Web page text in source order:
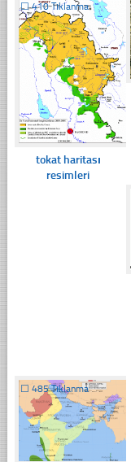
☐410 Tıklanma
tokat haritası
resimleri
☐ 485 Tıklanma